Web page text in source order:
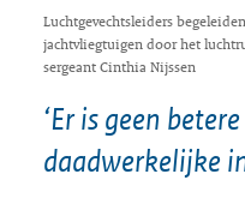
Luchtgevechtsleiders
jachtvliegtuigen door het
sergeant Cinthia Nijssen
‘Er is geen
daadwerkelijke